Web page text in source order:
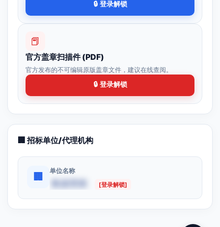
🔒 登录解锁
📕
官方盖章扫描件 (PDF)
官方发布的不可编辑原版盖章文件，建议在线查阅。
🔒 登录解锁
🏢 招标单位/代理机构
🏢
单位名称
[登录解锁]